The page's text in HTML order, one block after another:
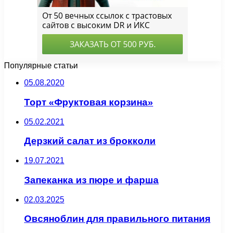
Популярные статьи
05.08.2020
Торт «Фруктовая корзина»
05.02.2021
Дерзкий салат из брокколи
19.07.2021
Запеканка из пюре и фарша
02.03.2025
Овсяноблин для правильного питания